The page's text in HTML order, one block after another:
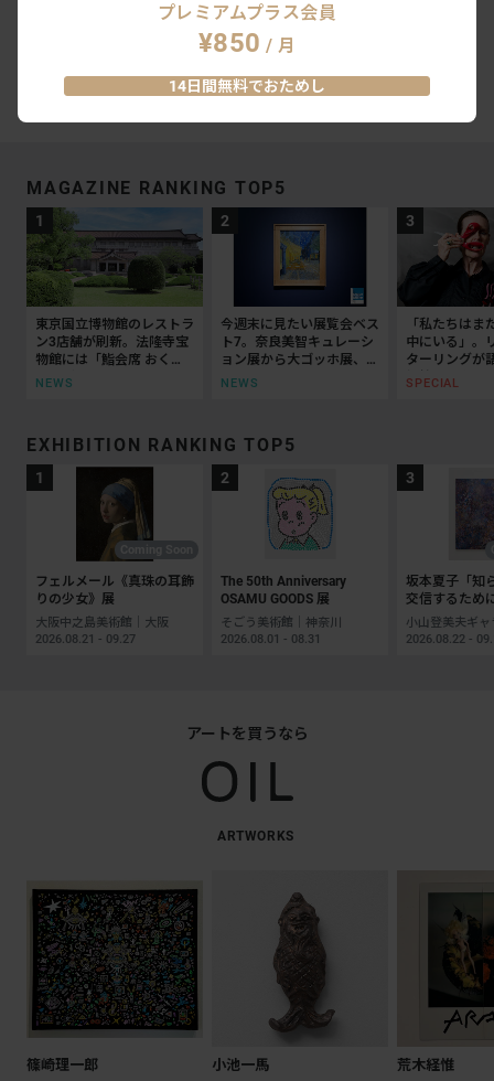
MAGAZINE RANKING TOP5
東京国立博物館のレストラ
ン3店舗が刷新。法隆寺宝
物館には「鮨会席 おく
乃」がオープン
NEWS
今週末に見たい展覧会ベス
ト7。奈良美智キュレーシ
ョン展から大ゴッホ展、ボ
ッティチェリまで
NEWS
「私たちはま
中にいる」。
ターリングが
抵抗の50年
SPECIAL
EXHIBITION RANKING TOP5
フェルメール《真珠の耳飾
りの少女》展
大阪中之島美術館｜大阪
2026.08.21 - 09.27
The 50th Anniversary
OSAMU GOODS 展
そごう美術館｜神奈川
2026.08.01 - 08.31
坂本夏子「知
交信するため
2026.08.22 -
アートを買うなら
ARTWORKS
篠崎理一郎 小池一馬 荒木経惟
プレミアムプラス会員
¥850 / 月
14日間無料でおためし